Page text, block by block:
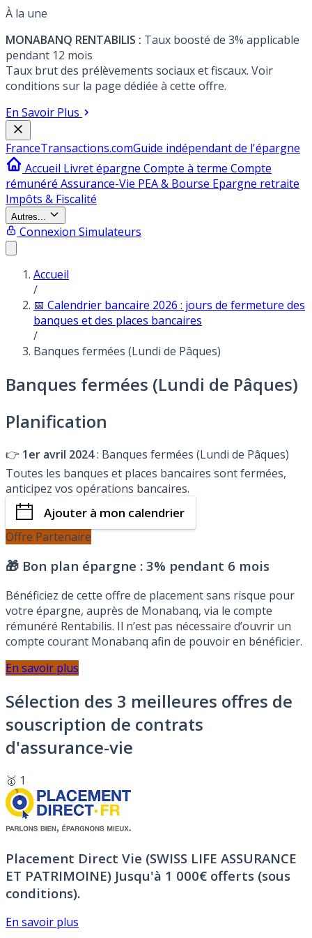
À la une
MONABANQ RENTABILIS : Taux boosté de 3% applicable
pendant 12 mois
Taux brut des prélèvements sociaux et fiscaux. Voir
conditions sur la page dédiée à cette offre.
En Savoir Plus
FranceTransactions.comGuide indépendant de l'épargne
Accueil Livret épargne Compte à terme Compte
rémunéré Assurance-Vie PEA & Bourse Epargne retraite
Impôts & Fiscalité
Autres...
Connexion Simulateurs
Accueil
/
📅 Calendrier bancaire 2026 : jours de fermeture des
banques et des places bancaires
/
Banques fermées (Lundi de Pâques)
Banques fermées (Lundi de Pâques)
Planification
👉 1er avril 2024: Banques fermées (Lundi de Pâques)
Toutes les banques et places bancaires sont fermées,
anticipez vos opérations bancaires.
Ajouter à mon calendrier
Offre Partenaire
🎁 Bon plan épargne : 3% pendant 6 mois
Bénéficiez de cette offre de placement sans risque pour
votre épargne, auprès de Monabanq, via le compte
rémunéré Rentabilis. Il n’est pas nécessaire d’ouvrir un
compte courant Monabanq afin de pouvoir en bénéficier.
En savoir plus
Sélection des 3 meilleures offres de
souscription de contrats
d'assurance-vie
🥇 1
Placement Direct Vie (SWISS LIFE ASSURANCE
ET PATRIMOINE) Jusqu'à 1 000€ offerts (sous
conditions).
En savoir plus